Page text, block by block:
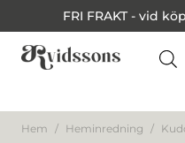
FRI FRAKT - vid
Hem / Heminredning /